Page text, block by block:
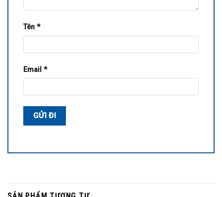
Tên *
Email *